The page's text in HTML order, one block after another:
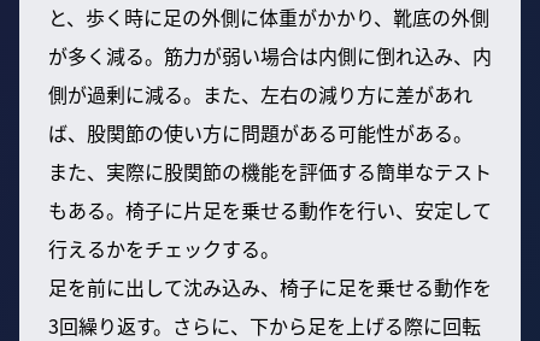
と、歩く時に足の外側に体重がかかり、靴底の外側
が多く減る。筋力が弱い場合は内側に倒れ込み、内
側が過剰に減る。また、左右の減り方に差があれ
ば、股関節の使い方に問題がある可能性がある。
また、実際に股関節の機能を評価する簡単なテスト
もある。椅子に片足を乗せる動作を行い、安定して
行えるかをチェックする。
足を前に出して沈み込み、椅子に足を乗せる動作を
3回繰り返す。さらに、下から足を上げる際に回転